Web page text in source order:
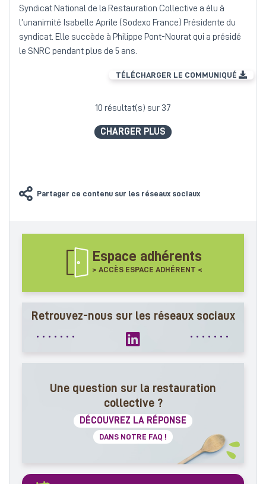
Syndicat National de la Restauration Collective a élu à
l’unanimité Isabelle Aprile (Sodexo France) Présidente du
syndicat. Elle succède à Philippe Pont-Nourat qui a présidé
le SNRC pendant plus de 5 ans.
TÉLÉCHARGER LE COMMUNIQUÉ
10 résultat(s) sur 37
CHARGER PLUS
Partager ce contenu sur les réseaux sociaux
Espace adhérents
> ACCÈS ESPACE ADHÉRENT <
Retrouvez-nous sur les réseaux sociaux
Une question sur la restauration
collective ?
DÉCOUVREZ LA RÉPONSE
DANS NOTRE FAQ !